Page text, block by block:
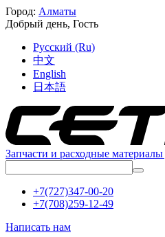
Город: Алматы
Добрый день, Гость
Русский (Ru)
中文
English
日本語
Запчасти и расходные
+7(727)347-00-20
+7(708)259-12-49
Написать нам